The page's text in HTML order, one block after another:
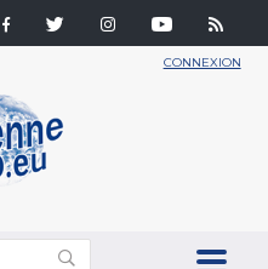
CONNEXION